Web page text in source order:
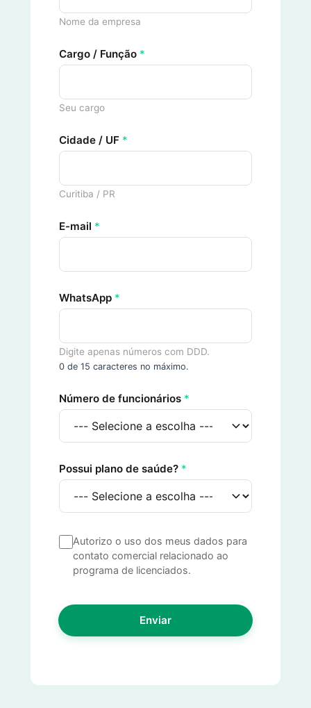
Nome da empresa
Cargo / Função *
Seu cargo
Cidade / UF *
Curitiba / PR
E-mail *
WhatsApp *
Digite apenas números com DDD.
0 de 15 caracteres no máximo.
Número de funcionários *
Possui plano de saúde? *
Autorizo o uso dos meus dados para
contato comercial relacionado ao
programa de licenciados.
Enviar